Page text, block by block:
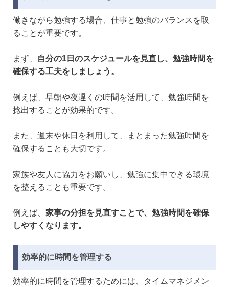
働きながら勉強する場合、仕事と勉強のバランスを取
ることが重要です。
まず、
自分の1日のスケジュールを見直し、勉強時間を
確保する工夫をしましょう。
例えば、早朝や夜遅くの時間を活用して、勉強時間を
捻出することが効果的です。
また、週末や休日を利用して、まとまった勉強時間を
確保することも大切です。
家族や友人に協力をお願いし、勉強に集中できる環境
を整えることも重要です。
例えば、 家事の分担を見直すことで、勉強時間を確保
しやすくなります。
効率的に時間を管理する
効率的に時間を管理するためには、タイムマネジメン